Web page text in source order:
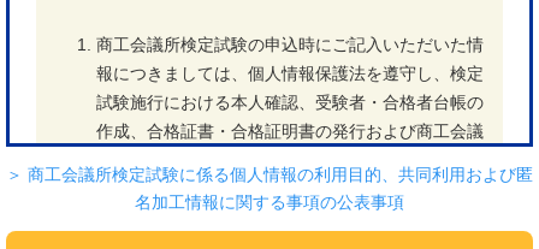
商工会議所検定試験の申込時にご記入いただいた情
報につきましては、個人情報保護法を遵守し、検定
試験施行における本人確認、受験者・合格者台帳の
作成、合格証書・合格証明書の発行および商工会議
目的外の使用はいたしません。
受験に際しては、本人確認を行いますので、必ず身
＞ 商工会議所検定試験に係る個人情報の利用目的、共同利用および匿
名加工情報に関する事項の公表事項